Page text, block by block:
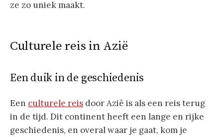
ze zo uniek maakt.
Culturele reis in Azië
Een duik in de geschiedenis
Een culturele reis door Azië is als een reis terug
in de tijd. Dit continent heeft een lange en rijke
geschiedenis, en overal waar je gaat, kom je